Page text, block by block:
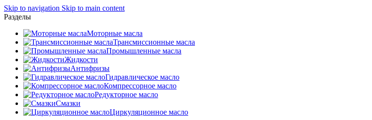
Skip to navigation Skip to main content
Разделы
Моторные масла
Трансмиссионные масла
Промышленные масла
Жидкости
Антифризы
Гидравлическое масло
Компрессорное масло
Редукторное масло
Смазки
Циркуляционное масло